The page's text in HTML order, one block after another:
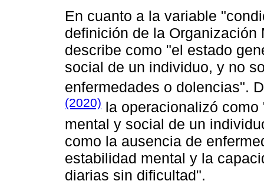
En cuanto a la variable
definición de la
describe como "el estado
social de un individuo, y no
enfermedades o dolencias".
(2020) la operacionalizó
mental y social de un
como la ausencia de
estabilidad mental y la
diarias sin dificultad".